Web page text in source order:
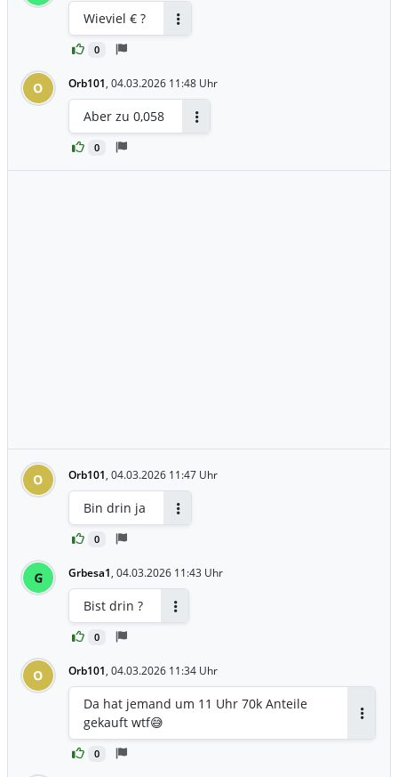
0
Wieviel € ?
O Orb101, 04.03.2026 11:48 Uhr
0
Aber zu 0,058
O Orb101, 04.03.2026 11:47 Uhr
0
Bin drin ja
G Grbesa1, 04.03.2026 11:43 Uhr
0
Bist drin ?
O Orb101, 04.03.2026 11:34 Uhr
0
Da hat jemand um 11 Uhr 70k Anteile
gekauft wtf😅